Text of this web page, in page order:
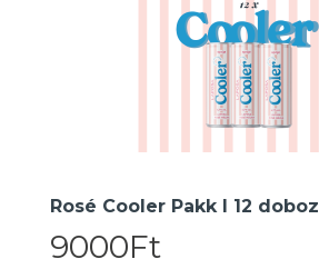
Rosé Cooler Pakk I 12 doboz
9000Ft